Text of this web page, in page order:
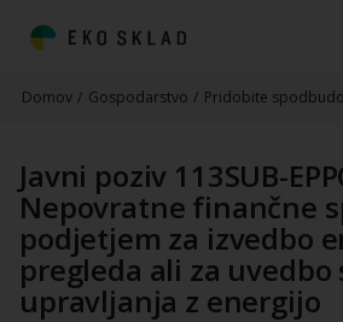
Domov / Gospodarstvo / Pridobite spodbudo
Javni poziv 113SUB-
Nepovratne finančne
podjetjem za izvedbo
pregleda ali za uvedbo
upravljanja z energijo